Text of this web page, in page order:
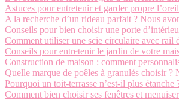
Astuces pour entretenir et garder propre
A la recherche d’un rideau parfait ? Nous
Conseils pour bien choisir une porte
Comment utiliser une scie circulaire avec rail
Conseils pour entretenir le jardin de votre
Construction de maison : comment
Quelle marque de poêles à granulés choisir ?
Pourquoi un toit-terrasse n’est-il plus étanche
Comment bien choisir ses fenêtres et